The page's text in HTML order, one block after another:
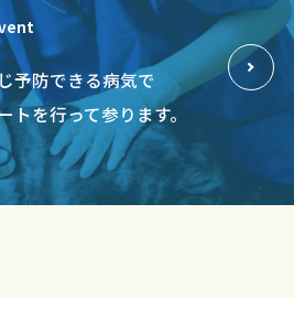
予防できる病気で
を行って参ります。